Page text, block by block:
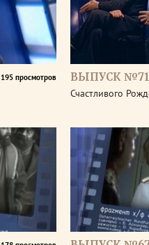
195 просмотров ВЫПУСК №71
Счастливого